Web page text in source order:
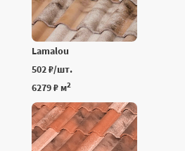
Lamalou
502 ₽/шт.
6279 ₽ м2